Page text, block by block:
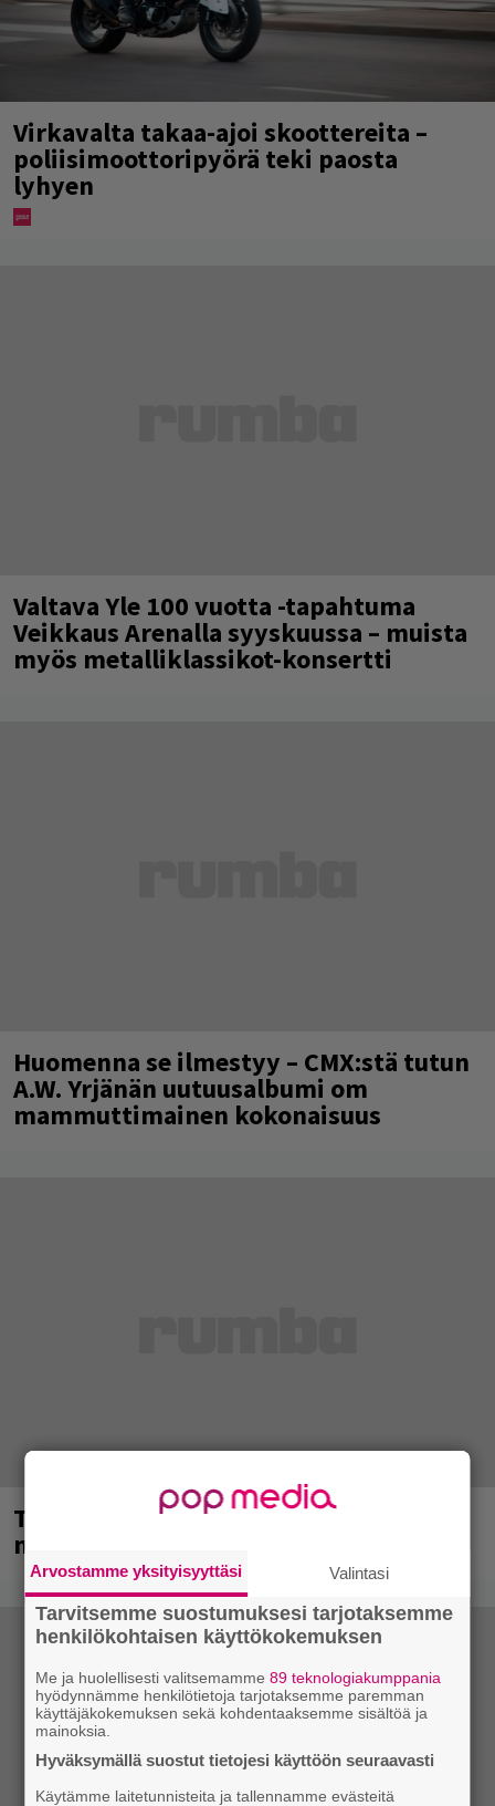
Virkavalta takaa-ajoi skoottereita –
poliisimoottoripyörä teki paosta
lyhyen
Valtava Yle 100 vuotta -tapahtuma
Veikkaus Arenalla syyskuussa – muista
myös metalliklassikot-konsertti
Huomenna se ilmestyy – CMX:stä tutun
A.W. Yrjänän uutuusalbumi om
mammuttimainen kokonaisuus
Tampereella sunnuntaina superpäivä –
nämä artistit mukana
Arvostamme yksityisyyttäsi Valintasi
Tarvitsemme suostumuksesi tarjotaksemme
henkilökohtaisen käyttökokemuksen
Me ja huolellisesti valitsemamme89 teknologiakumppania
hyödynnämme henkilötietoja tarjotaksemme paremman
käyttäjäkokemuksen sekä kohdentaaksemme sisältöä ja
mainoksia.
Hyväksymällä suostut tietojesi käyttöön seuraavasti
Käytämme laitetunnisteita ja tallennamme evästeitä